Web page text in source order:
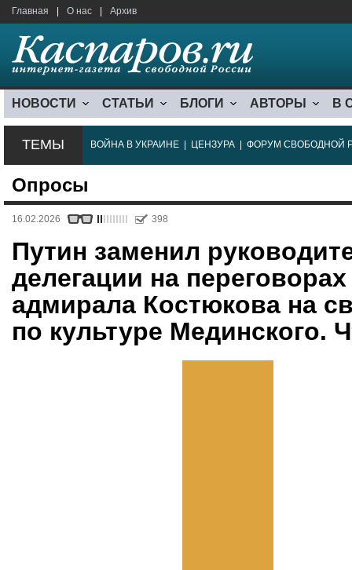
Главная О нас Архив
НОВОСТИ СТАТЬИ БЛОГИ АВТОРЫ В
ТЕМЫ ВОЙНА В УКРАИНЕ ЦЕНЗУРА ФОРУМ СВОБОДНОЙ
Опросы
16.02.2026 398
Путин заменил
делегации на
адмирала Костюкова на
по культуре Мединского.